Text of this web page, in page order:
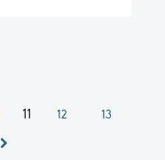
11 12 13